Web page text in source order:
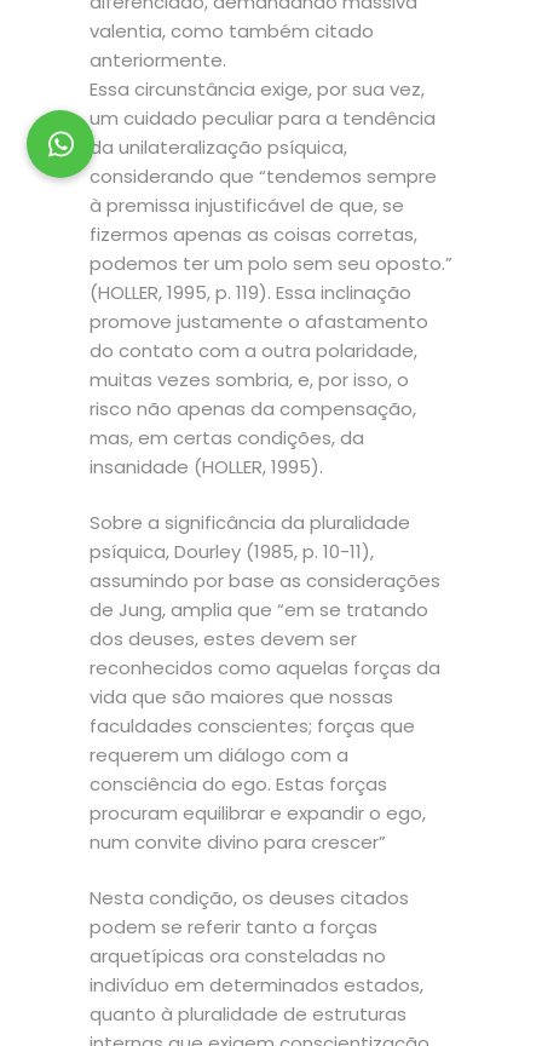
valentia, como também citado
anteriormente.
Essa circunstância exige, por sua vez,
um cuidado peculiar para a tendência
da unilateralização psíquica,
considerando que “tendemos sempre
à premissa injustificável de que, se
fizermos apenas as coisas corretas,
podemos ter um polo sem seu oposto.”
(HOLLER, 1995, p. 119). Essa inclinação
promove justamente o afastamento
do contato com a outra polaridade,
muitas vezes sombria, e, por isso, o
risco não apenas da compensação,
mas, em certas condições, da
insanidade (HOLLER, 1995).
Sobre a significância da pluralidade
psíquica, Dourley (1985, p. 10-11),
assumindo por base as considerações
de Jung, amplia que “em se tratando
dos deuses, estes devem ser
reconhecidos como aquelas forças da
vida que são maiores que nossas
faculdades conscientes; forças que
requerem um diálogo com a
consciência do ego. Estas forças
procuram equilibrar e expandir o ego,
num convite divino para crescer”
Nesta condição, os deuses citados
podem se referir tanto a forças
arquetípicas ora consteladas no
indivíduo em determinados estados,
quanto à pluralidade de estruturas